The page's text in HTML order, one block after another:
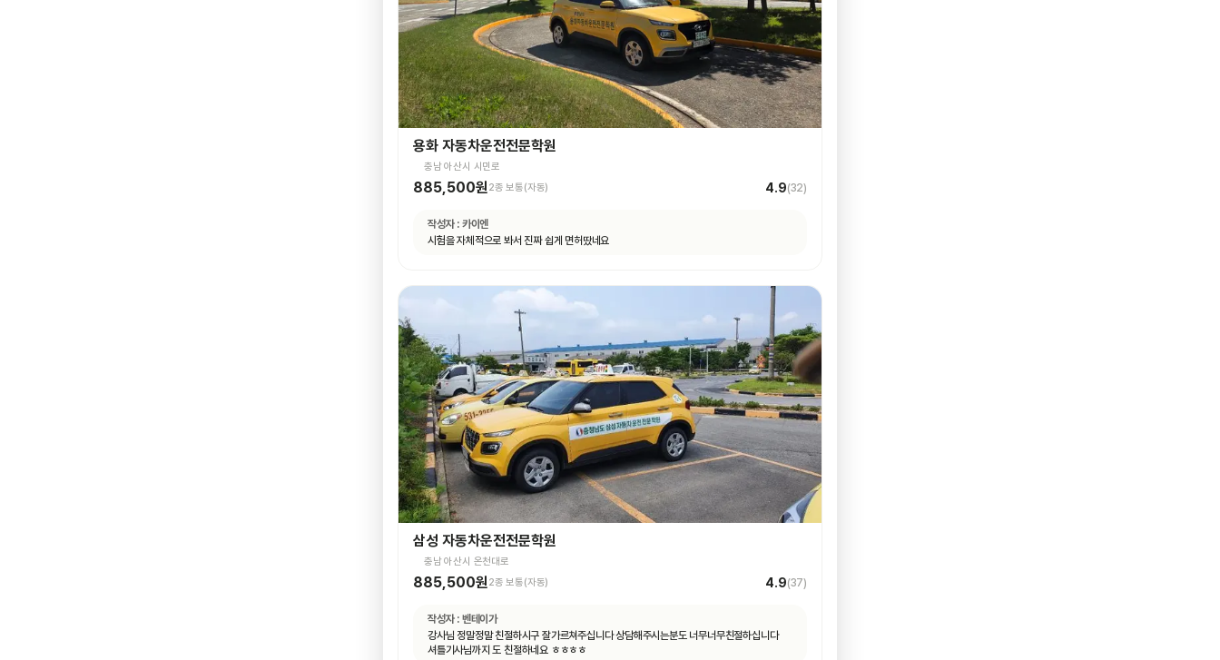
용화 자동차운전전문학원
충남 아산시 시민로
885,500원2종 보통(자동) 4.9(32)
작성자 : 카이엔
시험을 자체적으로 봐서 진짜 쉽게 면허땄네요
삼성 자동차운전전문학원
충남 아산시 온천대로
885,500원2종 보통(자동) 4.9(37)
작성자 : 벤테이가
강사님 정말정말 친절하시구 잘가르쳐주십니다 상담해주시는분도 너무너무친절하십니다
셔틀기사님까지 도 친절하네요 ㅎㅎㅎㅎ